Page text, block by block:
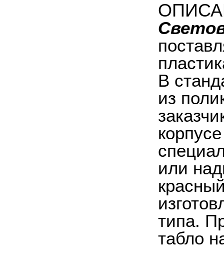
В
из
или
типа.
табло